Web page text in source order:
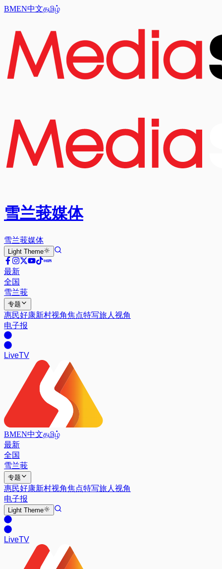
BMEN中文தமிழ்
雪兰莪媒体
雪兰莪媒体
Light Theme
最新
全国
雪兰莪
专题
惠民好康新村视角焦点特写旅人视角
电子报
LiveTV
BMEN中文தமிழ்
最新
全国
雪兰莪
专题
惠民好康新村视角焦点特写旅人视角
电子报
Light Theme
LiveTV